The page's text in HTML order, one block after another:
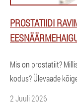
PROSTATIIDI
Mis on prostatiit?
kodus? Ülevaade
2 Juuli 2026